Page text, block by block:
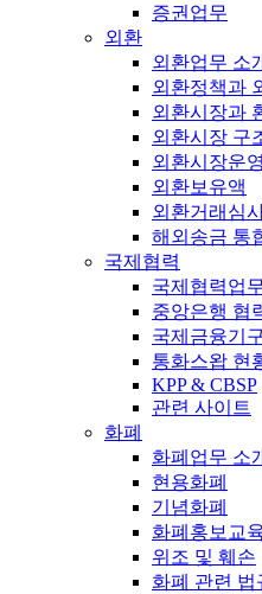
증권업무
외환
외환업무 소
외환정책과
외환시장과
외환시장 구
외환시장운
외환보유액
외환거래심
해외송금 통
국제협력
국제협력업
중앙은행 협
국제금융기
통화스왑 현
KPP & CBSP
관련 사이트
화폐
화폐업무 소
현용화폐
기념화폐
화폐홍보교
위조 및 훼손
화폐 관련 법